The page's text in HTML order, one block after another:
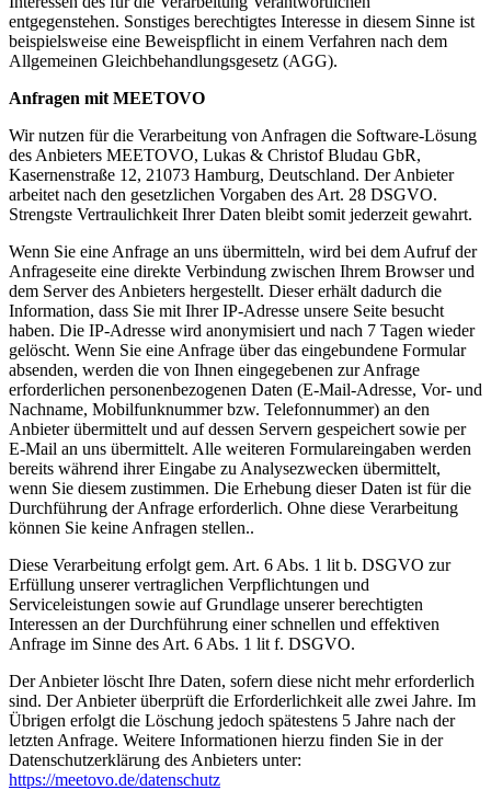
entgegenstehen. Sonstiges berechtigtes Interesse in diesem Sinne ist
beispielsweise eine Beweispflicht in einem Verfahren nach dem
Allgemeinen Gleichbehandlungsgesetz (AGG).
Anfragen mit MEETOVO
Wir nutzen für die Verarbeitung von Anfragen die Software-Lösung
des Anbieters MEETOVO, Lukas & Christof Bludau GbR,
Kasernenstraße 12, 21073 Hamburg, Deutschland. Der Anbieter
arbeitet nach den gesetzlichen Vorgaben des Art. 28 DSGVO.
Strengste Vertraulichkeit Ihrer Daten bleibt somit jederzeit gewahrt.
Wenn Sie eine Anfrage an uns übermitteln, wird bei dem Aufruf der
Anfrageseite eine direkte Verbindung zwischen Ihrem Browser und
dem Server des Anbieters hergestellt. Dieser erhält dadurch die
Information, dass Sie mit Ihrer IP-Adresse unsere Seite besucht
haben. Die IP-Adresse wird anonymisiert und nach 7 Tagen wieder
gelöscht. Wenn Sie eine Anfrage über das eingebundene Formular
absenden, werden die von Ihnen eingegebenen zur Anfrage
erforderlichen personenbezogenen Daten (E-Mail-Adresse, Vor- und
Nachname, Mobilfunknummer bzw. Telefonnummer) an den
Anbieter übermittelt und auf dessen Servern gespeichert sowie per
E-Mail an uns übermittelt. Alle weiteren Formulareingaben werden
bereits während ihrer Eingabe zu Analysezwecken übermittelt,
wenn Sie diesem zustimmen. Die Erhebung dieser Daten ist für die
Durchführung der Anfrage erforderlich. Ohne diese Verarbeitung
können Sie keine Anfragen stellen..
Diese Verarbeitung erfolgt gem. Art. 6 Abs. 1 lit b. DSGVO zur
Erfüllung unserer vertraglichen Verpflichtungen und
Serviceleistungen sowie auf Grundlage unserer berechtigten
Interessen an der Durchführung einer schnellen und effektiven
Anfrage im Sinne des Art. 6 Abs. 1 lit f. DSGVO.
Der Anbieter löscht Ihre Daten, sofern diese nicht mehr erforderlich
sind. Der Anbieter überprüft die Erforderlichkeit alle zwei Jahre. Im
Übrigen erfolgt die Löschung jedoch spätestens 5 Jahre nach der
letzten Anfrage. Weitere Informationen hierzu finden Sie in der
Datenschutzerklärung des Anbieters unter:
https://meetovo.de/datenschutz